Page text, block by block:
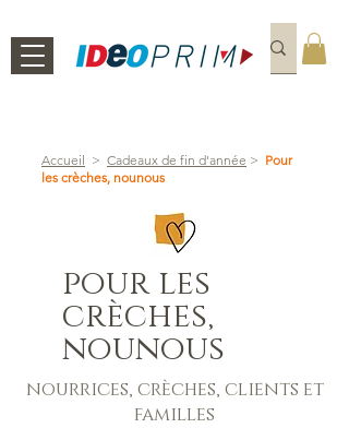
Accueil > Cadeaux de fin d'année > Pour
les crèches, nounous
pour les
crèches,
nounous
nourrices, crèches, clients et
familles